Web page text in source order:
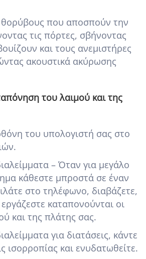
που αποσπούν την
τις πόρτες, σβήνοντας
και τους ανεμιστήρες
ακουστικά ακύρωσης
του λαιμού και της
του υπολογιστή σας στο
– Όταν για μεγάλο
κάθεστε μπροστά σε έναν
στο τηλέφωνο, διαβάζετε,
καταπονούνται οι
και της πλάτης σας.
για διατάσεις, κάντε
ισορροπίας και ενυδατωθείτε.